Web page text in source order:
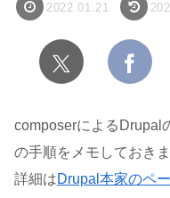
2022.01.21
composerによるDrupal
の手順をメモしておきま
詳細はDrupal本家のペ